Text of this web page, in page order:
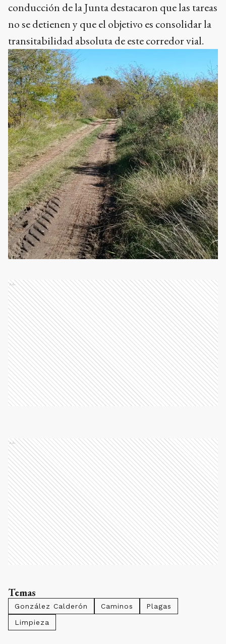
conducción de la Junta destacaron que las tareas
no se detienen y que el objetivo es consolidar la
transitabilidad absoluta de este corredor vial.
Ads
Ads
Temas
González Calderón Caminos
Plagas
Limpieza